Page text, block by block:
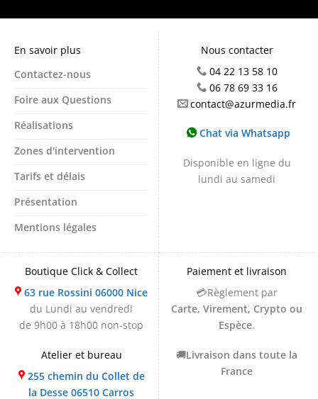
En savoir plus
Contactez-nous
Foire aux Questions
Réalisations
Zones d'intervention
Tarifs et délais
Présentation
Mentions légales
Nous contacter
04 22 13 58 10
06 78 69 33 16
contact@azurmedia.fr
Chat via Whatsapp
Disponible en ligne du
lundi au samedi
Boutique Click & Collect
63 rue Rossini 06000 Nice
du Lundi au vendredi
de 9h00 à 18h00 non-stop
Atelier et bureau
255 chemin du Collet de
la Desse 06510 Carros
Paiement et livraison
💳Règlement par
Carte, Virement, Crypto ou
Espèce.
🚚Livraison dans toute la
France